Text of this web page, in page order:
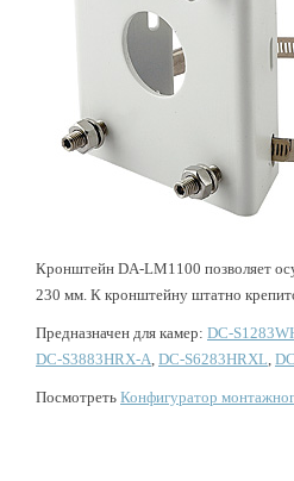
Кронштейн DA-LM1100 позволяет
230 мм. К кронштейну штатно
Предназначен для камер: DC-
DC-S3883HRX-A, DC-S6283HRXL,
Посмотреть Конфигуратор